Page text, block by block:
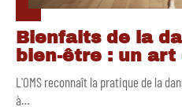
Bienfaits de la
bien-être : un art
L'OMS reconnaît la pratique de la
à…